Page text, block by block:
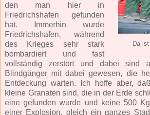
Da
den man hier in
Friedrichshafen gefunden
hat. Immerhin wurde
Friedrichshafen, während
des Krieges sehr stark
bombardiert und fast
vollständig zerstört und dabei sind
Blindgänger mit dabei gewesen, die
Entdeckung warten. Ich hoffe aber,
kleine Granaten sind, die in der Erde
eine gefunden wurde und keine 500
einer Explosion, gleich ein ganzes